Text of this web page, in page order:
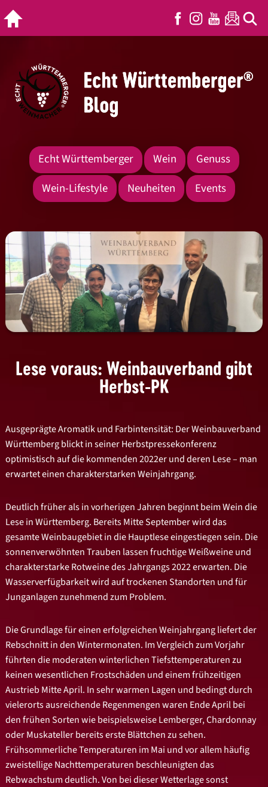
Echt Württemberger Wein
Genuss
Wein-Lifestyle
Neuheiten Events
Lese voraus: Weinbauverband gibt
Herbst-PK
Ausgeprägte Aromatik und Farbintensität: Der Weinbauverband
Württemberg blickt in seiner Herbstpressekonferenz
optimistisch auf die kommenden 2022er und deren Lese – man
erwartet einen charakterstarken Weinjahrgang.
Deutlich früher als in vorherigen Jahren beginnt beim Wein die
Lese in Württemberg. Bereits Mitte September wird das
gesamte Weinbaugebiet in die Hauptlese eingestiegen sein. Die
sonnenverwöhnten Trauben lassen fruchtige Weißweine und
charakterstarke Rotweine des Jahrgangs 2022 erwarten. Die
Wasserverfügbarkeit wird auf trockenen Standorten und für
Junganlagen zunehmend zum Problem.
Die Grundlage für einen erfolgreichen Weinjahrgang liefert der
Rebschnitt in den Wintermonaten. Im Vergleich zum Vorjahr
führten die moderaten winterlichen Tiefsttemperaturen zu
keinen wesentlichen Frostschäden und einem frühzeitigen
Austrieb Mitte April. In sehr warmen Lagen und bedingt durch
vielerorts ausreichende Regenmengen waren Ende April bei
den frühen Sorten wie beispielsweise Lemberger, Chardonnay
oder Muskateller bereits erste Blättchen zu sehen.
Frühsommerliche Temperaturen im Mai und vor allem häufig
zweistellige Nachttemperaturen beschleunigten das
Rebwachstum deutlich. Von bei dieser Wetterlage sonst